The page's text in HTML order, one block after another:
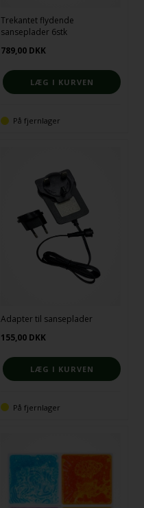
Trekantet flydende
sanseplader 6stk
789,00 DKK
På fjernlager
Adapter til sanseplader
155,00 DKK
På fjernlager